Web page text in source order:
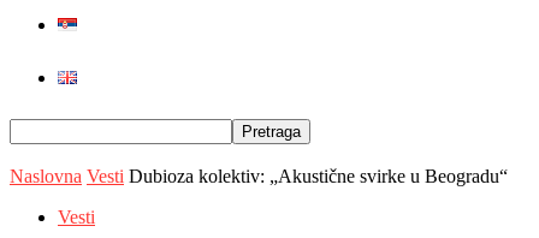
Naslovna Vesti Dubioza kolektiv: „Akustične svirke u Beogradu“
Vesti